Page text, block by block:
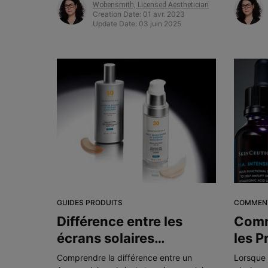
Wobensmith, Licensed Aesthetician
Creation Date: 01 avr. 2023
Update Date: 03 juin 2025
GUIDES PRODUITS
Différence entre les
écrans solaires
minéraux et chimiques
Comprendre la différence entre un
les
dans